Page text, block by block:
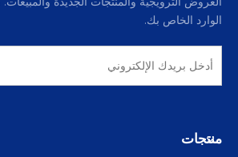
الوارد الخاص بك.
منتجات